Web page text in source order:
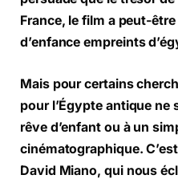
France, le film a peut-
d’enfance empreints
Mais pour certains
pour l’Égypte antique ne
rêve d’enfant ou à un
cinématographique.
David Miano, qui nous